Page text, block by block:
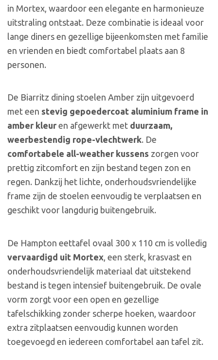
in Mortex, waardoor een elegante en harmonieuze
uitstraling ontstaat. Deze combinatie is ideaal voor
lange diners en gezellige bijeenkomsten met familie
en vrienden en biedt comfortabel plaats aan 8
personen.
De Biarritz dining stoelen Amber zijn uitgevoerd
met een stevig gepoedercoat aluminium frame in
amber kleur en afgewerkt met duurzaam,
weerbestendig rope-vlechtwerk. De
comfortabele all-weather kussens zorgen voor
prettig zitcomfort en zijn bestand tegen zon en
regen. Dankzij het lichte, onderhoudsvriendelijke
frame zijn de stoelen eenvoudig te verplaatsen en
geschikt voor langdurig buitengebruik.
De Hampton eettafel ovaal 300 x 110 cm is volledig
vervaardigd uit Mortex , een sterk, krasvast en
onderhoudsvriendelijk materiaal dat uitstekend
bestand is tegen intensief buitengebruik. De ovale
vorm zorgt voor een open en gezellige
tafelschikking zonder scherpe hoeken, waardoor
extra zitplaatsen eenvoudig kunnen worden
toegevoegd en iedereen comfortabel aan tafel zit.